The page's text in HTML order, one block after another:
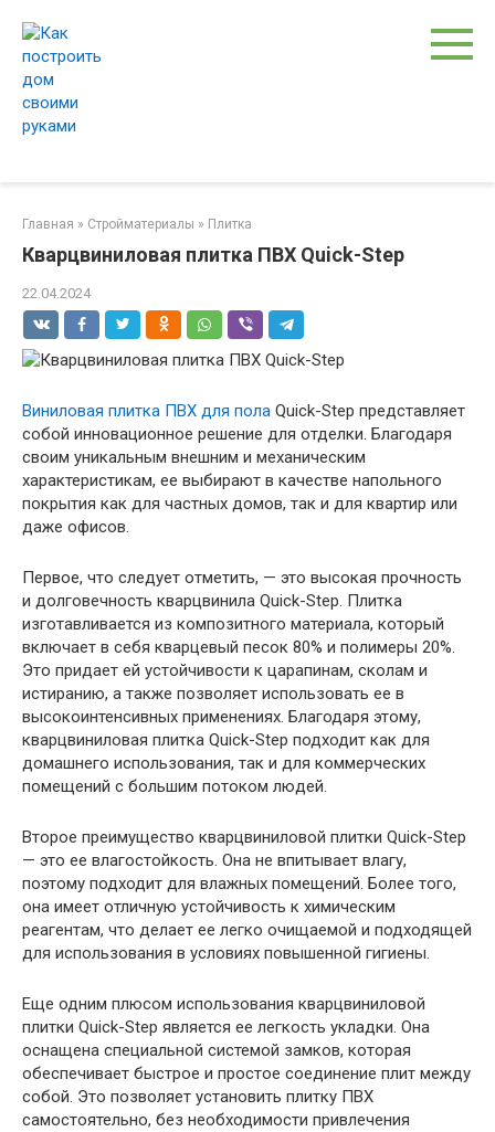
контенту
Главная » Стройматериалы » Плитка
Кварцвиниловая плитка ПВХ Quick-Step
22.04.2024
Виниловая плитка ПВХ для пола Quick-Step представляет
собой инновационное решение для отделки. Благодаря
своим уникальным внешним и механическим
характеристикам, ее выбирают в качестве напольного
покрытия как для частных домов, так и для квартир или
даже офисов.
Первое, что следует отметить, — это высокая прочность
и долговечность кварцвинила Quick-Step. Плитка
изготавливается из композитного материала, который
включает в себя кварцевый песок 80% и полимеры 20%.
Это придает ей устойчивости к царапинам, сколам и
истиранию, а также позволяет использовать ее в
высокоинтенсивных применениях. Благодаря этому,
кварцвиниловая плитка Quick-Step подходит как для
домашнего использования, так и для коммерческих
помещений с большим потоком людей.
Второе преимущество кварцвиниловой плитки Quick-Step
— это ее влагостойкость. Она не впитывает влагу,
поэтому подходит для влажных помещений. Более того,
она имеет отличную устойчивость к химическим
реагентам, что делает ее легко очищаемой и подходящей
для использования в условиях повышенной гигиены.
Еще одним плюсом использования кварцвиниловой
плитки Quick-Step является ее легкость укладки. Она
оснащена специальной системой замков, которая
обеспечивает быстрое и простое соединение плит между
собой. Это позволяет установить плитку ПВХ
самостоятельно, без необходимости привлечения